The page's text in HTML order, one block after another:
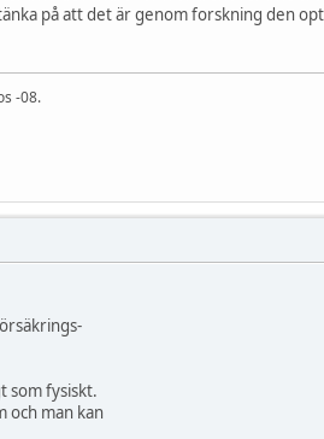
på att det är genom forskning den
-08.
som fysiskt.
och man kan